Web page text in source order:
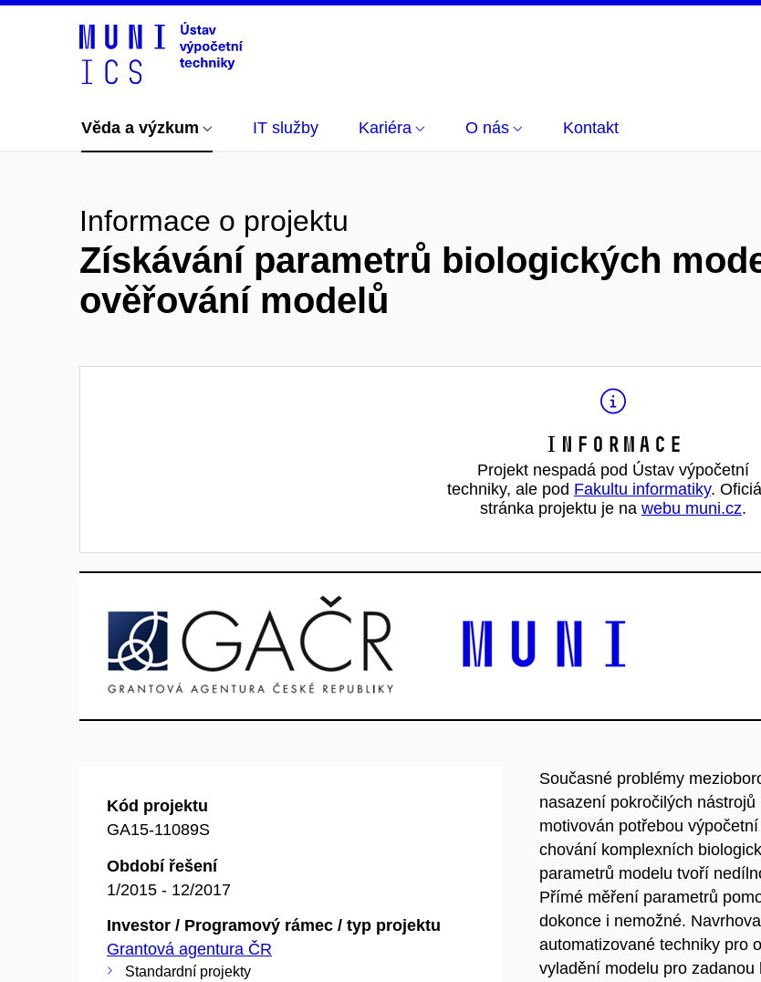
Věda a výzkum IT služby Kariéra O nás Kontakt
Informace o projektu
Získávání parametrů biologických
ověřování modelů
Informace
Projekt nespadá pod Ústav výpočetní
techniky, ale pod Fakultu informatiky.
stránka projektu je na webu muni.cz.
Kód projektu
GA15-11089S
Období řešení
1/2015 - 12/2017
Investor / Programový rámec / typ projektu
Grantová agentura ČR
Standardní projekty
Současné problémy
nasazení pokročilých
motivován potřebou
chování komplexních
parametrů modelu tvoří
Přímé měření parametrů
dokonce i nemožné.
automatizované techniky pro
vyladění modelu pro